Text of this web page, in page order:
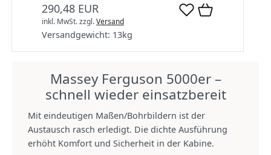
290,48 EUR
inkl. MwSt.zzgl.Versand
Versandgewicht: 13kg
Massey Ferguson 5000er –
schnell wieder einsatzbereit
Mit eindeutigen Maßen/Bohrbildern ist der
Austausch rasch erledigt. Die dichte Ausführung
erhöht Komfort und Sicherheit in der Kabine.